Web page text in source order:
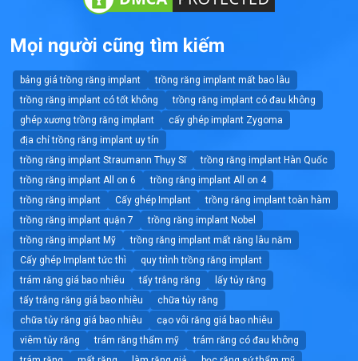
Mọi người cũng tìm kiếm
bảng giá trồng răng implant
trồng răng implant mất bao lâu
trồng răng implant có tốt không
trồng răng implant có đau không
ghép xương trồng răng implant
cấy ghép implant Zygoma
địa chỉ trồng răng implant uy tín
trồng răng implant Straumann Thụy Sĩ
trồng răng implant Hàn Quốc
trồng răng implant All on 6
trồng răng implant All on 4
trồng răng implant
Cấy ghép Implant
trồng răng implant toàn hàm
trồng răng implant quận 7
trồng răng implant Nobel
trồng răng implant Mỹ
trồng răng implant mất răng lâu năm
Cấy ghép Implant tức thì
quy trình trồng răng implant
trám răng giá bao nhiêu
tẩy trắng răng
lấy tủy răng
tẩy trắng răng giá bao nhiêu
chữa tủy răng
chữa tủy răng giá bao nhiêu
cạo vôi răng giá bao nhiêu
viêm tủy răng
trám răng thẩm mỹ
trám răng có đau không